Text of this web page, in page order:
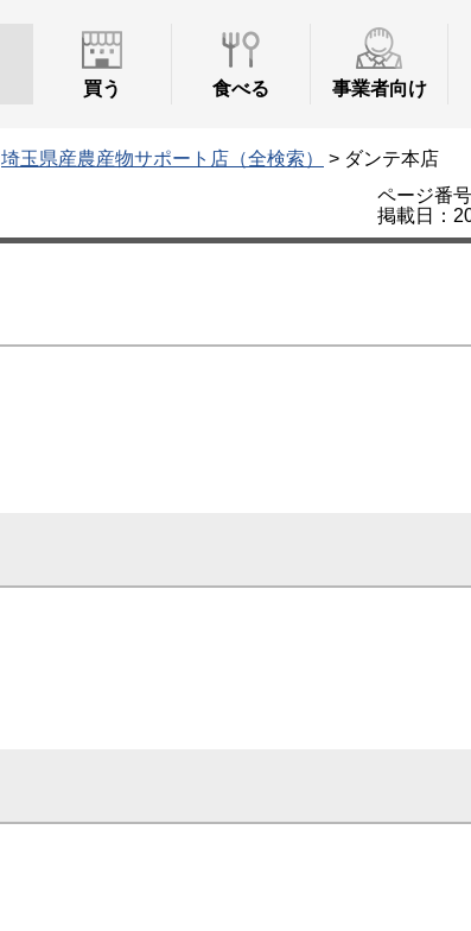
買う 食べる 事業者向け
埼玉県産農産物サポート店（全検索）
> ダンテ本店
ページ番
掲載日：